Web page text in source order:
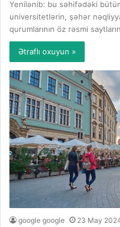
Yenilənib: bu səhifədəki
universitetlərin, şəhər
qurumlarının öz rəsmi
Ətraflı oxuyun »
google google 23 May